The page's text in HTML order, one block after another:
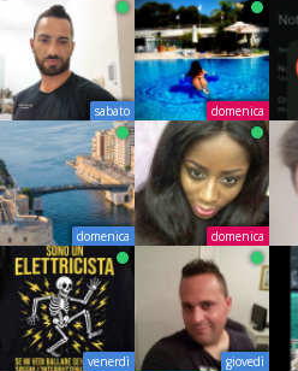
sabato domenica
domenica domenica
venerdì giovedì